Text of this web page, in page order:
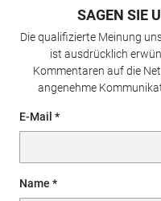
SAGEN SIE
Die qualifizierte Meinung
ist ausdrücklich
Kommentaren auf die
angenehme
E-Mail
Name